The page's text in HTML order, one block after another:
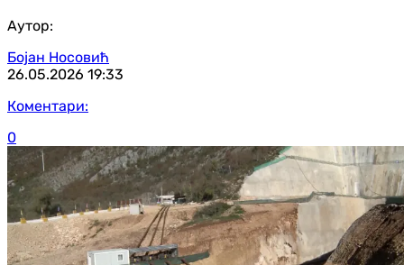
Аутор:
Бојан Носовић
26.05.2026 19:33
Коментари:
0